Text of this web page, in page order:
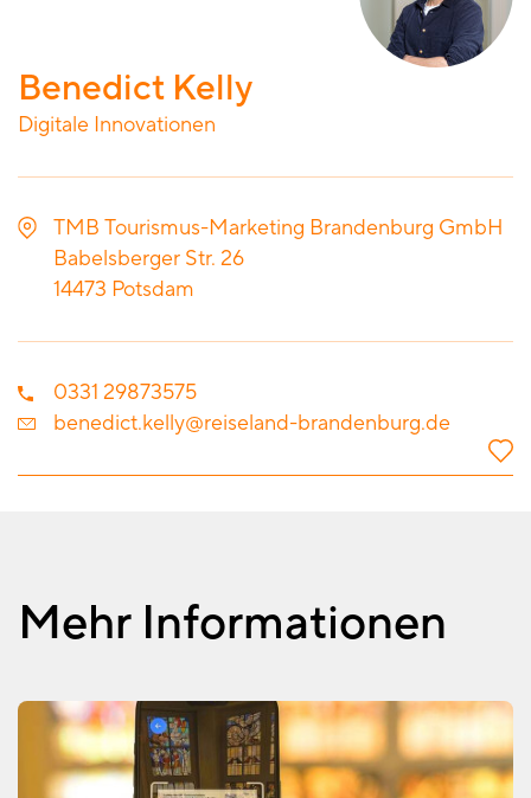
Benedict Kelly
Digitale Innovationen
TMB Tourismus-Marketing Brandenburg GmbH
Babelsberger Str. 26
14473 Potsdam
0331 29873575
benedict.kelly@reiseland-brandenburg.de
Mehr Informationen